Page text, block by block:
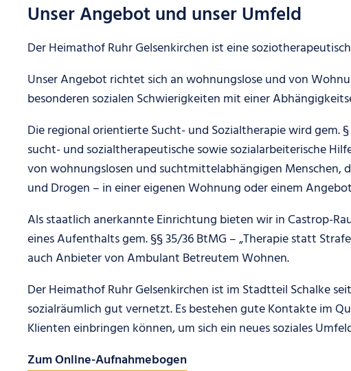
Unser Angebot und unser Umfeld
Der Heimathof Ruhr Gelsenkirchen ist eine
Unser Angebot richtet sich an wohnungslose und von
besonderen sozialen Schwierigkeiten mit einer
Die regional orientierte Sucht- und Sozialtherapie wird gem.
sucht- und sozialtherapeutische sowie sozialarbeiterische
von wohnungslosen und suchtmittelabhängigen Menschen,
und Drogen – in einer eigenen Wohnung oder einem
Als staatlich anerkannte Einrichtung bieten wir in Castrop-
eines Aufenthalts gem. §§ 35/36 BtMG – „Therapie statt
auch Anbieter von Ambulant Betreutem Wohnen.
Der Heimathof Ruhr Gelsenkirchen ist im Stadtteil Schalke
sozialräumlich gut vernetzt. Es bestehen gute Kontakte im
Klienten einbringen können, um sich ein neues soziales
Zum Online-Aufnahmebogen